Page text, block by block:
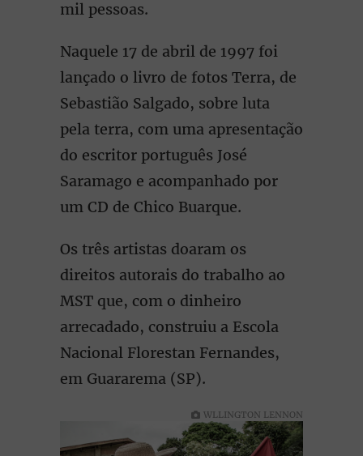
mil pessoas.
Naquele 17 de abril de 1997 foi
lançado o livro de fotos Terra, de
Sebastião Salgado, sobre luta
pela terra, com uma apresentação
do escritor português José
Saramago e acompanhado por
um CD de Chico Buarque.
Os três artistas doaram os
direitos autorais do trabalho ao
MST que, com o dinheiro
arrecadado, construiu a Escola
Nacional Florestan Fernandes,
em Guararema (SP).
WLLINGTON LENNON